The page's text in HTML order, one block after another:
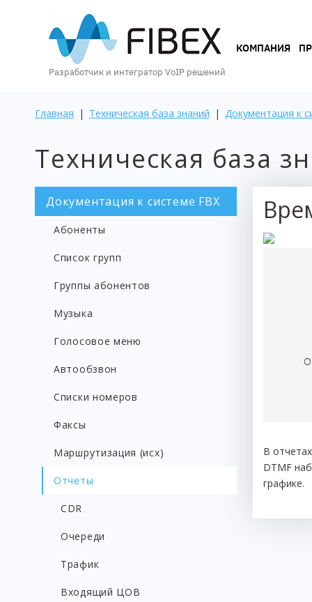
КОМПАНИЯ
УСЛУГИ
КЕЙСЫ
Разработчик и интегратор VoIP решений
КОМПАНИЯ
Главная | Техническая база знаний | Документация к
Техническая база
Документация к системе FBX
Абоненты
Список групп
Группы абонентов
Музыка
Голосовое меню
Автообзвон
Списки номеров
Факсы
Маршрутизация (исх)
Отчеты
CDR
Очереди
Трафик
Входящий ЦОВ
В
DTMF
графике.